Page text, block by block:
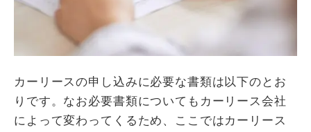
カーリースの申し込みに必要な書類は以下のとお
りです。なお必要書類についてもカーリース会社
によって変わってくるため、ここではカーリース